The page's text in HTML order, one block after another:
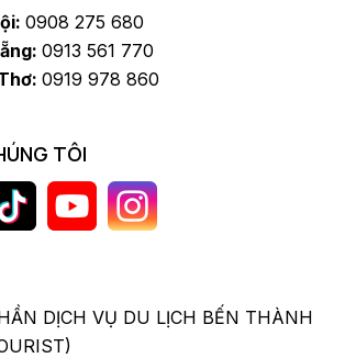
0908 275 680
0913 561 770
0919 978 860
TÔI
DỊCH VỤ DU LỊCH BẾN THÀNH